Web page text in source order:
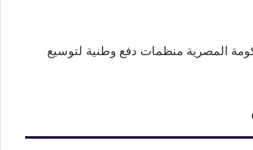
المصرية منظمات دفع وطنية لتوسيع